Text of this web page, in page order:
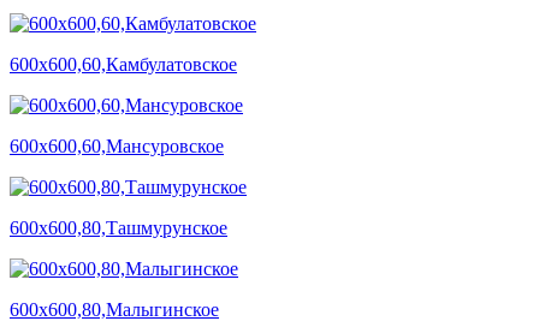
600х600,60,Камбулатовское
600х600,60,Мансуровское
600х600,80,Ташмурунское
600х600,80,Малыгинское